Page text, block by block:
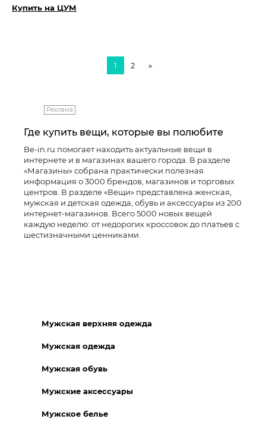
Купить на ЦУМ
1 2 »
Реклама
Где купить вещи, которые вы полюбите
Be-in.ru помогает находить актуальные вещи в
интернете и в магазинах вашего города. В разделе
«Магазины» собрана практически полезная
информация о 3000 брендов, магазинов и торговых
центров. В разделе «Вещи» представлена женская,
мужская и детская одежда, обувь и аксессуары из 200
интернет-магазинов. Всего 5000 новых вещей
каждую неделю: от недорогих кроссовок до платьев с
шестизначными ценниками.
Мужская верхняя одежда
Мужская одежда
Мужская обувь
Мужские аксессуары
Мужское белье